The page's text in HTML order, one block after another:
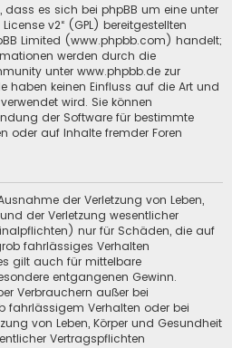
dass es sich bei phpBB um eine unter
License v2“ (GPL) bereitgestellten
Limited (www.phpbb.com) handelt;
werden durch die
unter www.phpbb.de zur
haben keinen Einfluss auf die Art und
wird. Sie können
der Software für bestimmte
oder auf Inhalte fremder Foren
der Verletzung von Leben,
der Verletzung wesentlicher
nur für Schäden, die auf
fahrlässiges Verhalten
gilt auch für mittelbare
entgangenen Gewinn.
Verbrauchern außer bei
fahrlässigem Verhalten oder bei
von Leben, Körper und Gesundheit
Vertragspflichten